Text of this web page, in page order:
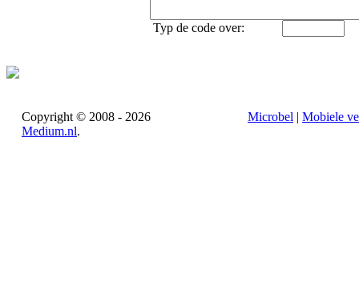
Typ de code over:
Copyright © 2008 - 2026
Medium.nl.
Microbel | Mobiele